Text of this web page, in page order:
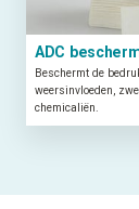
ADC
Beschermt de
weersinvloeden,
chemicaliën.